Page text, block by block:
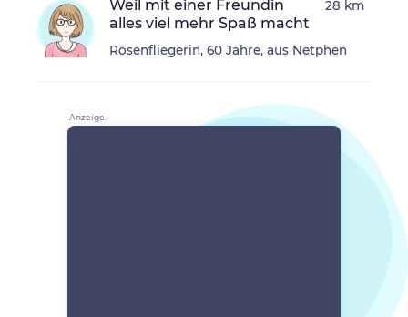
Weil mit einer Freundin
alles viel mehr Spaß macht
Rosenfliegerin, 60 Jahre, aus Netphen
28 km